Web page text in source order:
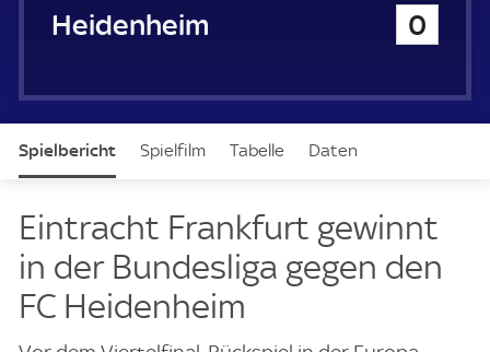
.
e
e
e
1. FC Heidenheim 0
Spielbericht Spielfilm Tabelle Daten
Eintracht Frankfurt gewinnt
in der Bundesliga gegen den
FC Heidenheim